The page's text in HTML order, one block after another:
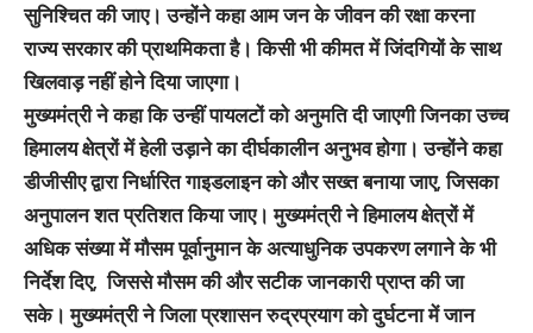
सुनिश्चित की जाए। उन्होंने कहा आम जन के जीवन की रक्षा करना
राज्य सरकार की प्राथमिकता है। किसी भी कीमत में जिंदगियों के साथ
खिलवाड़ नहीं होने दिया जाएगा।
मुख्यमंत्री ने कहा कि उन्हीं पायलटों को अनुमति दी जाएगी जिनका उच्च
हिमालय क्षेत्रों में हेली उड़ाने का दीर्घकालीन अनुभव होगा। उन्होंने कहा
डीजीसीए द्वारा निर्धारित गाइडलाइन को और सख्त बनाया जाए, जिसका
अनुपालन शत प्रतिशत किया जाए। मुख्यमंत्री ने हिमालय क्षेत्रों में
अधिक संख्या में मौसम पूर्वानुमान के अत्याधुनिक उपकरण लगाने के भी
निर्देश दिए, जिससे मौसम की और सटीक जानकारी प्राप्त की जा
सके। मुख्यमंत्री ने जिला प्रशासन रुद्रप्रयाग को दुर्घटना में जान